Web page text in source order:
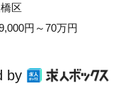
区
円～70万円
by